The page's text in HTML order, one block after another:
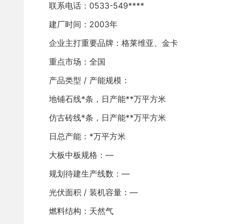
联系电话：0533-549****
建厂时间：2003年
企业主打重要品牌：格莱维亚、金卡
重点市场：全国
产品类型 / 产能规模：
地铺石线*条，日产能**万平方米
仿古砖线*条，日产能**万平方米
日总产能：*万平方米
大板中板规格：—
规划待建生产线数：—
光伏面积 / 装机容量：—
燃料结构：天然气